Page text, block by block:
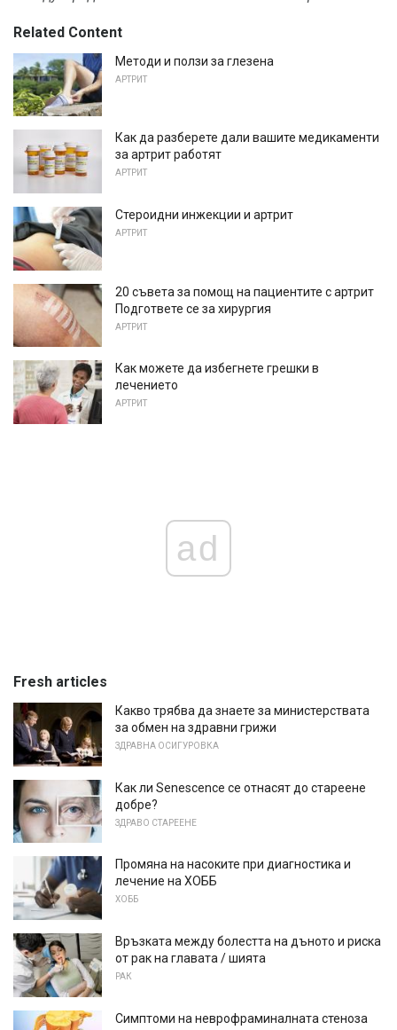
Related Content
Методи и ползи за глезена
АРТРИТ
Как да разберете дали вашите медикаменти
за артрит работят
АРТРИТ
Стероидни инжекции и артрит
АРТРИТ
20 съвета за помощ на пациентите с артрит
Подгответе се за хирургия
АРТРИТ
Как можете да избегнете грешки в
лечението
АРТРИТ
ad
Fresh articles
Какво трябва да знаете за министерствата
за обмен на здравни грижи
ЗДРАВНА ОСИГУРОВКА
Как ли Senescence се отнасят до стареене
добре?
ЗДРАВО СТАРЕЕНЕ
Промяна на насоките при диагностика и
лечение на ХОББ
ХОББ
Връзката между болестта на дъното и риска
от рак на главата / шията
РАК
Симптоми на неврофраминалната стеноза